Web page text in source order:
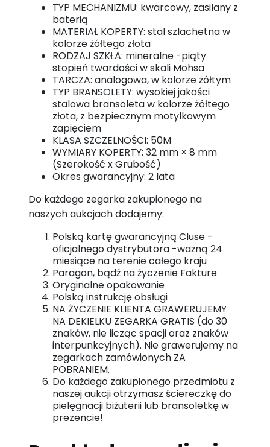
TYP MECHANIZMU: kwarcowy, zasilany z
baterią
MATERIAŁ KOPERTY: stal szlachetna w
kolorze żółtego złota
RODZAJ SZKŁA: mineralne -piąty
stopień twardości w skali Mohsa
TARCZA: analogowa, w kolorze żółtym
TYP BRANSOLETY: wysokiej jakości
stalowa bransoleta w kolorze żółtego
złota, z bezpiecznym motylkowym
zapięciem
KLASA SZCZELNOŚCI: 50M
WYMIARY KOPERTY: 32 mm × 8 mm
(Szerokość x Grubość)
Okres gwarancyjny: 2 lata
Do każdego zegarka zakupionego na
naszych aukcjach dodajemy:
Polską kartę gwarancyjną Cluse -
oficjalnego dystrybutora -ważną 24
miesiące na terenie całego kraju
Paragon, bądź na życzenie Fakture
Oryginalne opakowanie
Polską instrukcję obsługi
NA ŻYCZENIE KLIENTA GRAWERUJEMY
NA DEKIELKU ZEGARKA GRATIS (do 30
znaków, nie licząc spacji oraz znaków
interpunkcyjnych). Nie grawerujemy na
zegarkach zamówionych ZA
POBRANIEM.
Do każdego zakupionego przedmiotu z
naszej aukcji otrzymasz ściereczkę do
pielęgnacji biżuterii lub bransoletkę w
prezencie!